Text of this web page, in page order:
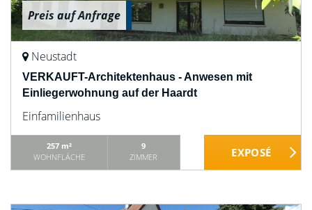
Preis auf Anfrage
Neustadt
VERKAUFT-Architektenhaus - Anwesen mit
Einliegerwohnung auf der Haardt
Einfamilienhaus
257 m²
WOHNFLÄCHE
9
ZIMMER